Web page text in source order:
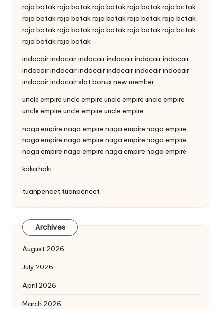
raja botakraja botakraja botakraja botakraja botak
raja botakraja botakraja botakraja botakraja botak
raja botakraja botakraja botakraja botakraja botak
raja botakraja botak
indocairindocairindocairindocairindocairindocair
indocairindocairindocairindocairindocairindocair
indocairindocairslot bonus new member
uncle empire uncle empire uncle empire uncle empire
uncle empire uncle empire uncle empire
naga empire naga empire naga empire naga empire
naga empire naga empire naga empire naga empire
naga empire naga empire naga empire naga empire
kaka hoki
tuanpencet tuanpencet
Archives
August 2026
July 2026
April 2026
March 2026